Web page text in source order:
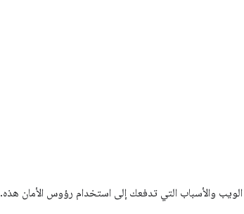
والأسباب التي تدفعك إلى استخدام رؤوس الأمان هذه.